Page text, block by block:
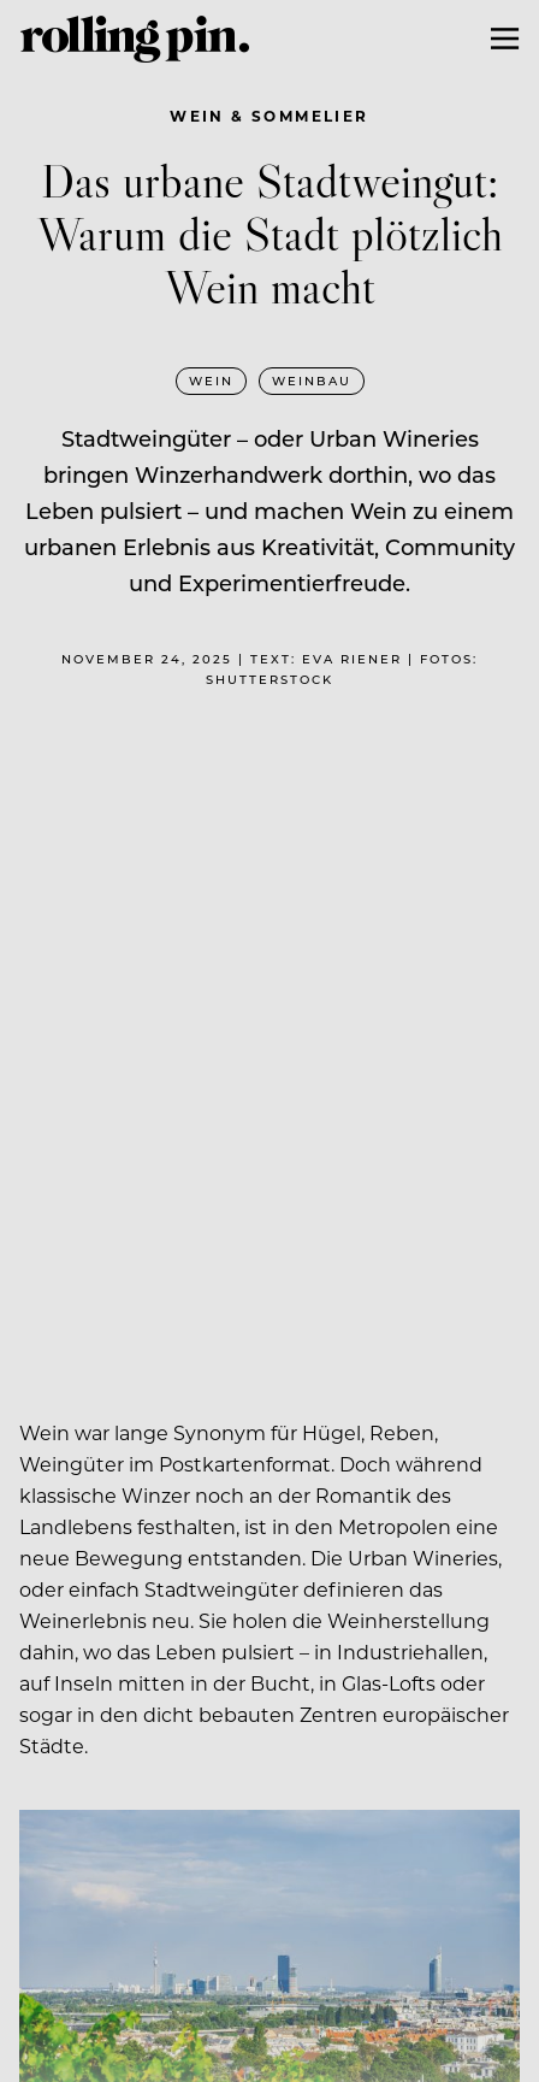
WEIN & SOMMELIER
Das urbane Stadtweingut:
Warum die Stadt plötzlich
Wein macht
WEIN WEINBAU
Stadtweingüter – oder Urban Wineries
bringen Winzerhandwerk dorthin, wo das
Leben pulsiert – und machen Wein zu einem
urbanen Erlebnis aus Kreativität, Community
und Experimentierfreude.
NOVEMBER 24, 2025 | TEXT: EVA RIENER | FOTOS:
SHUTTERSTOCK
Wein war lange Synonym für Hügel, Reben,
Weingüter im Postkartenformat. Doch während
klassische Winzer noch an der Romantik des
Landlebens festhalten, ist in den Metropolen eine
neue Bewegung entstanden. Die Urban Wineries,
oder einfach Stadtweingüter definieren das
Weinerlebnis neu. Sie holen die Weinherstellung
dahin, wo das Leben pulsiert – in Industriehallen,
auf Inseln mitten in der Bucht, in Glas-Lofts oder
sogar in den dicht bebauten Zentren europäischer
Städte.